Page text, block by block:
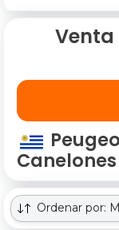
Venta
Canelones
Ordenar por: